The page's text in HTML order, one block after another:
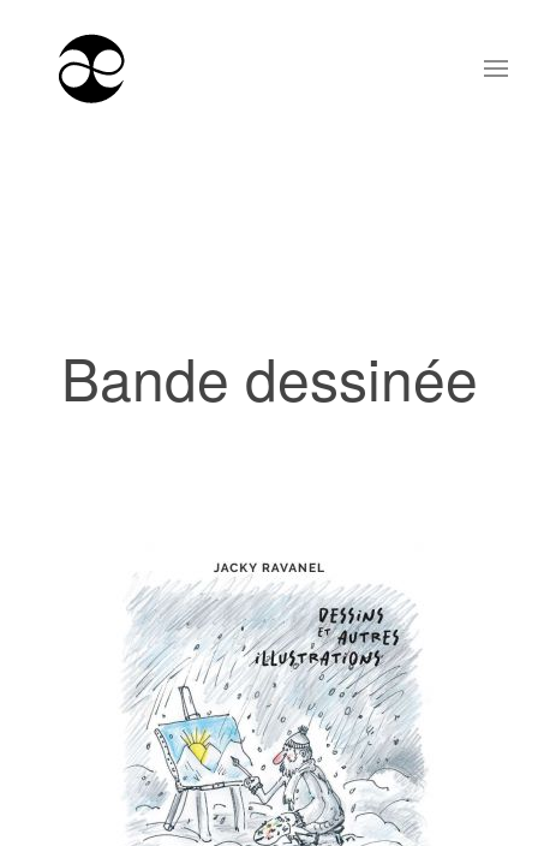
Bande dessinée